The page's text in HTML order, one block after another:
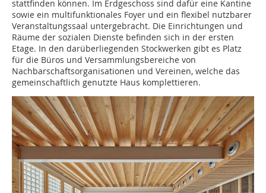
stattfinden können. Im Erdgeschoss sind dafür eine Kantine
sowie ein multifunktionales Foyer und ein flexibel nutzbarer
Veranstaltungssaal untergebracht. Die Einrichtungen und
Räume der sozialen Dienste befinden sich in der ersten
Etage. In den darüberliegenden Stockwerken gibt es Platz
für die Büros und Versammlungsbereiche von
Nachbarschaftsorganisationen und Vereinen, welche das
gemeinschaftlich genutzte Haus komplettieren.